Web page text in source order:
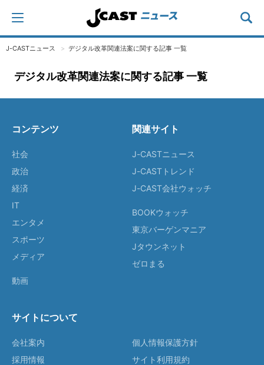
J-CASTニュース デジタル改革関連法案に関する記事 一覧
デジタル改革関連法案に関する記事 一覧
コンテンツ
社会
政治
経済
IT
エンタメ
スポーツ
メディア
動画
関連サイト
J-CASTニュース
J-CASTトレンド
J-CAST会社ウォッチ
BOOKウォッチ
東京バーゲンマニア
Jタウンネット
ゼロまる
サイトについて
会社案内
採用情報
個人情報保護方針
サイト利用規約